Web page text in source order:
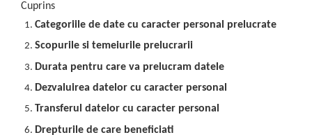
Cuprins
Categoriile de date cu caracter personal prelucrate
Scopurile si temeiurile prelucrarii
Durata pentru care va prelucram datele
Dezvaluirea datelor cu caracter personal
Transferul datelor cu caracter personal
Drepturile de care beneficiati